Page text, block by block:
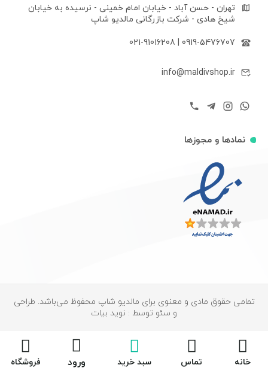
تهران - حسن آباد - خیابان امام خمینی - نرسیده به خیابان
شیخ هادی - شرکت بازرگانی مالدیو شاپ
0919-5476707
021-91016208
info@maldivshop.ir
نمادها و مجوزها
تمامی حقوق مادی و معنوی برای مالدیو شاپ محفوظ می‌باشد. طراحی
و سئو توسط : نوید بیات
خانه تماس سبد خرید ورود فروشگاه